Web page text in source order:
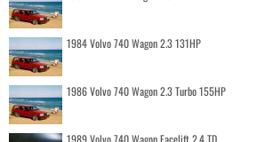
1984 Volvo 740 Wagon 2.3 131HP
1986 Volvo 740 Wagon 2.3 Turbo 155HP